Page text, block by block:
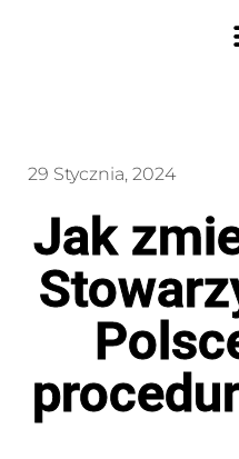
29 Stycznia, 2024
Jak